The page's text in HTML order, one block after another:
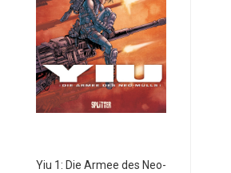
Yiu 1: Die Armee des Neo-